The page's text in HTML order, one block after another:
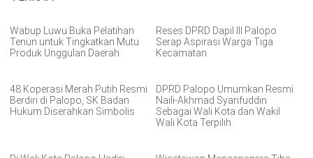
Wabup Luwu Buka Pelatihan
Tenun untuk Tingkatkan Mutu
Produk Unggulan Daerah
Reses DPRD Dapil III Palopo
Serap Aspirasi Warga Tiga
Kecamatan
48 Koperasi Merah Putih Resmi
Berdiri di Palopo, SK Badan
Hukum Diserahkan Simbolis
DPRD Palopo Umumkan Resmi
Naili-Akhmad Syarifuddin
Sebagai Wali Kota dan Wakil
Wali Kota Terpilih